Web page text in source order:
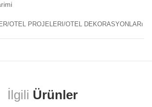
OTEL PROJELERI/OTEL DEKORASYONLARı
İlgili Ürünler